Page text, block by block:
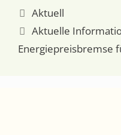
Aktuell
Aktuelle
Energiepreisbremse